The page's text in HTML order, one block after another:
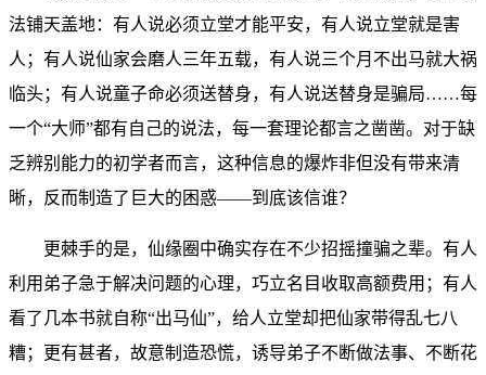
法铺天盖地：有人说必须立堂才能平安，有人说立堂就是害
人；有人说仙家会磨人三年五载，有人说三个月不出马就大祸
临头；有人说童子命必须送替身，有人说送替身是骗局……每
一个“大师”都有自己的说法，每一套理论都言之凿凿。对于缺
乏辨别能力的初学者而言，这种信息的爆炸非但没有带来清
晰，反而制造了巨大的困惑——到底该信谁？
更棘手的是，仙缘圈中确实存在不少招摇撞骗之辈。有人
利用弟子急于解决问题的心理，巧立名目收取高额费用；有人
看了几本书就自称“出马仙”，给人立堂却把仙家带得乱七八
糟；更有甚者，故意制造恐慌，诱导弟子不断做法事、不断花